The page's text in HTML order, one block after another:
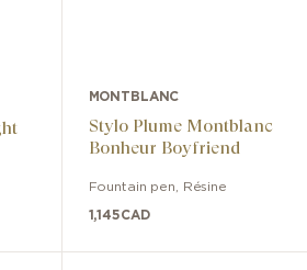
MONTBLANC
Stylo Plume Montblanc
Bonheur Boyfriend
Fountain pen Résine
1,145CAD